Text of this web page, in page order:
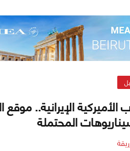
الأميركية الإيرانية..
المحتملة